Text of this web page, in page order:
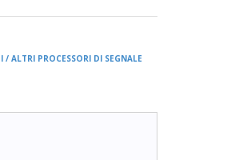
/ ALTRI PROCESSORI DI SEGNALE